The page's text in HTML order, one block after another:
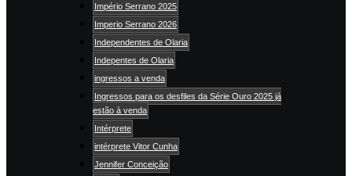
Império Serrano 2025
Imperio Serrano 2026
Independentes de Olaria
Indepentes de Olaria
ingressos a venda
Ingressos para os desfiles da Série Ouro 2025 já
estão à venda
Intérprete
intérprete Vitor Cunha
Jennifer Conceição